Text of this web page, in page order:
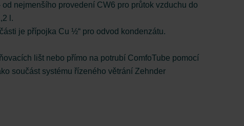
nejmenšího provedení CW6 pro průtok vzduchu do
l.
je přípojka Cu ½“ pro odvod kondenzátu.
lišt nebo přímo na potrubí ComfoTube pomocí
součást systému řízeného větrání Zehnder